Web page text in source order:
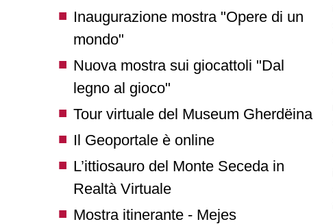
Inaugurazione mostra "Opere di un
mondo"
Nuova mostra sui giocattoli "Dal
legno al gioco"
Tour virtuale del Museum Gherdëina
Il Geoportale è online
L’ittiosauro del Monte Seceda in
Realtà Virtuale
Mostra itinerante - Mejes